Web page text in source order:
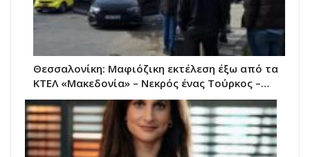
Θεσσαλονίκη: Μαφιόζικη εκτέλεση έξω από τα
ΚΤΕΛ «Μακεδονία» – Νεκρός ένας Τούρκος –…